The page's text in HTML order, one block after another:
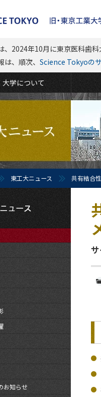
大学について
、2024年10月に東京医科歯
、順次、 Science Tokyoの
東工大ニュース 共有結合
お知らせ